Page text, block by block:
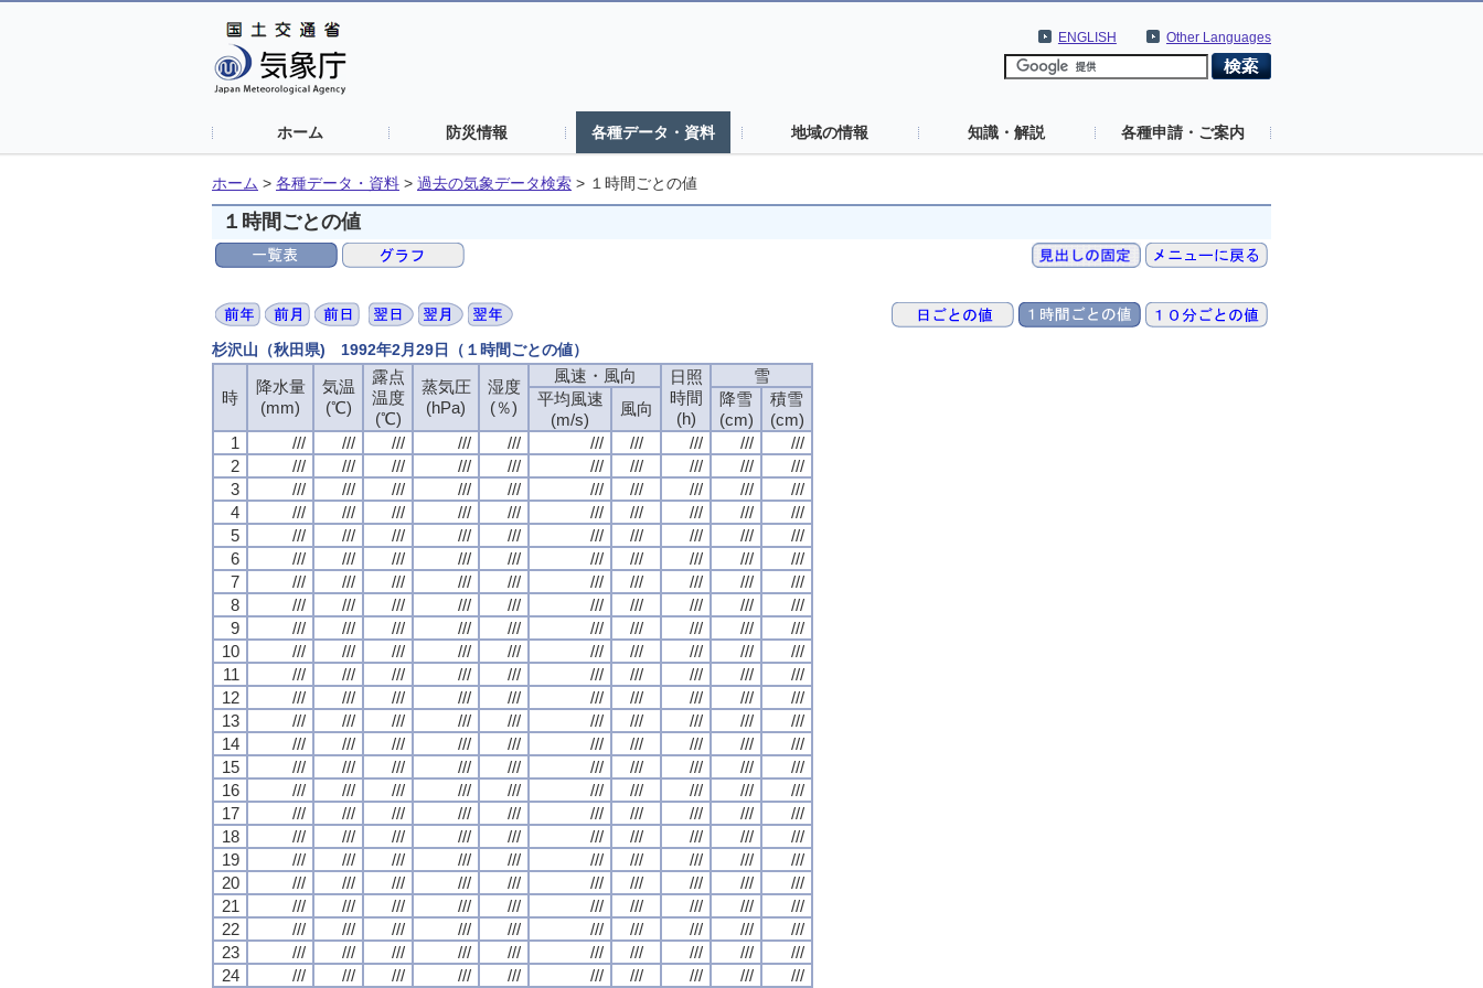
Other Languages
ENGLISH
ホーム 防災情報 各種データ・資料 地域の情報 知識・解説 各種申請・ご案内
ホーム > 各種データ・資料 > 過去の気象データ検索 > １時間ごとの値
１時間ごとの値
杉沢山（秋田県) 1992年2月29日（１時間ごとの値）
時
降水量
(mm)
気温
(℃)
露点
温度
(℃)
蒸気圧
(hPa)
湿度
(％)
風速・風向
日照
時間
(h)
雪
平均風速
(m/s)
風向
降雪
(cm)
積雪
(cm)
1
/// /// /// /// /// /// /// /// ///
///
2
/// /// /// /// /// /// /// /// ///
///
3
/// /// /// /// /// /// /// /// ///
///
4
/// /// /// /// /// /// /// /// ///
///
5
/// /// /// /// /// /// /// /// ///
///
6
/// /// /// /// /// /// /// /// ///
///
7
/// /// /// /// /// /// /// /// ///
///
8
/// /// /// /// /// /// /// /// ///
///
9
/// /// /// /// /// /// /// /// ///
///
10
/// /// /// /// /// /// /// /// ///
///
11
/// /// /// /// /// /// /// /// ///
///
12
/// /// /// /// /// /// /// /// ///
///
13
/// /// /// /// /// /// /// /// ///
///
14
/// /// /// /// /// /// /// /// ///
///
15
/// /// /// /// /// /// /// /// ///
///
16
/// /// /// /// /// /// /// /// ///
///
17
/// /// /// /// /// /// /// /// ///
///
18
/// /// /// /// /// /// /// /// ///
///
19
/// /// /// /// /// /// /// /// ///
///
20
/// /// /// /// /// /// /// /// ///
///
21
/// /// /// /// /// /// /// /// ///
///
22
/// /// /// /// /// /// /// /// ///
///
23
/// /// /// /// /// /// /// /// ///
///
24
/// /// /// /// /// /// /// /// /// ///